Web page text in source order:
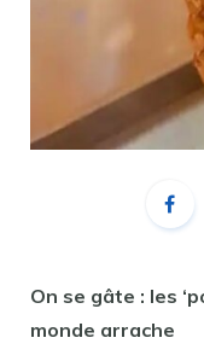
On se gâte : les
monde arrache